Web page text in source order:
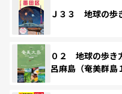
Ｊ３３ 地球の
０２ 地球の歩
呂麻島（奄美群